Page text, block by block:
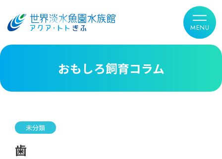
おもしろ飼育コラム
未分類
歯